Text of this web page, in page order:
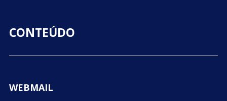
CONTEÚDO
WEBMAIL